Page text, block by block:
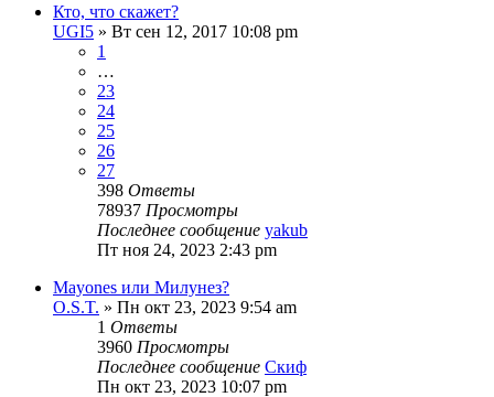
Кто, что скажет?
UGI5 » Вт сен 12, 2017 10:08 pm
1
…
23
24
25
26
27
398 Ответы
78937 Просмотры
Последнее сообщение yakub
Пт ноя 24, 2023 2:43 pm
Mayones или Милунез?
O.S.T. » Пн окт 23, 2023 9:54 am
1 Ответы
3960 Просмотры
Последнее сообщение Скиф
Пн окт 23, 2023 10:07 pm